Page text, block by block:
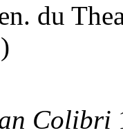
du
Colibri